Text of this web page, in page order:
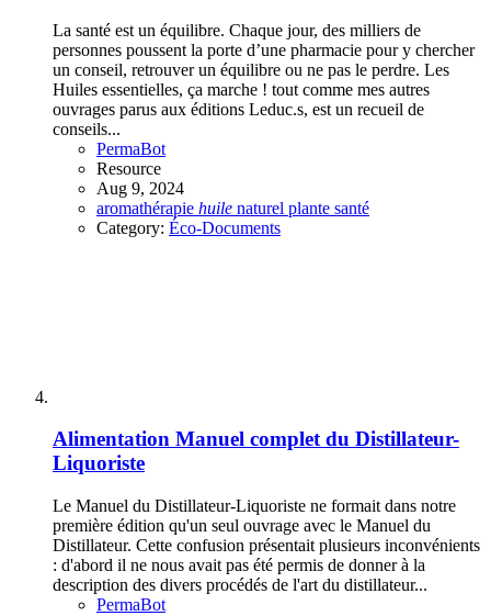
La santé est un équilibre. Chaque jour, des milliers de
personnes poussent la porte d’une pharmacie pour y chercher
un conseil, retrouver un équilibre ou ne pas le perdre. Les
Huiles essentielles, ça marche ! tout comme mes autres
ouvrages parus aux éditions Leduc.s, est un recueil de
conseils...
PermaBot
Resource
Aug 9, 2024
aromathérapie huile naturel plante santé
Category: Éco-Documents
Alimentation Manuel complet du Distillateur-
Liquoriste
Le Manuel du Distillateur-Liquoriste ne formait dans notre
première édition qu'un seul ouvrage avec le Manuel du
Distillateur. Cette confusion présentait plusieurs inconvénients
: d'abord il ne nous avait pas été permis de donner à la
description des divers procédés de l'art du distillateur...
PermaBot